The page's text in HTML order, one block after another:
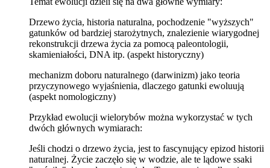
Drzewo życia, historia naturalna, pochodzenie "wyższych"
gatunków od bardziej starożytnych, znalezienie wiarygodnej
rekonstrukcji drzewa życia za pomocą paleontologii,
skamieniałości, DNA itp. (aspekt historyczny)
mechanizm doboru naturalnego (darwinizm) jako teoria
przyczynowego wyjaśnienia, dlaczego gatunki ewoluują
(aspekt nomologiczny)
Przykład ewolucji wielorybów można wykorzystać w tych
dwóch głównych wymiarach:
Jeśli chodzi o drzewo życia, jest to fascynujący epizod historii
naturalnej. Życie zaczęło się w wodzie, ale te lądowe ssaki